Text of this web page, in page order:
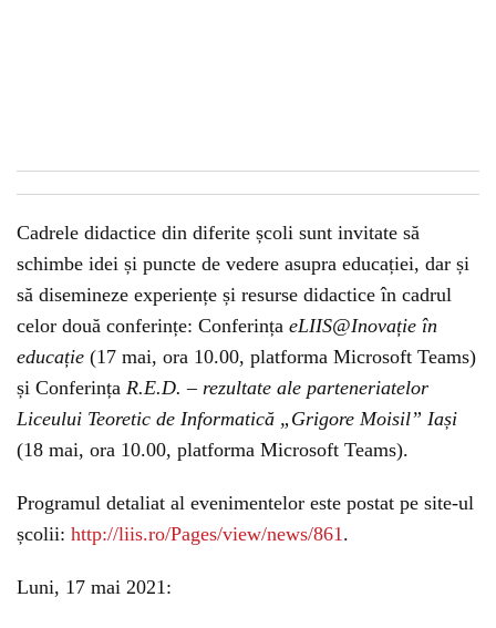
Cadrele didactice din diferite școli sunt invitate să
schimbe idei și puncte de vedere asupra educației, dar și
să disemineze experiențe și resurse didactice în cadrul
celor două conferințe: Conferința eLIIS@Inovație în
educație (17 mai, ora 10.00, platforma Microsoft Teams)
și Conferința R.E.D. – rezultate ale parteneriatelor
Liceului Teoretic de Informatică „Grigore Moisil” Iași
(18 mai, ora 10.00, platforma Microsoft Teams).
Programul detaliat al evenimentelor este postat pe site-ul
școlii: http://liis.ro/Pages/view/news/861.
Luni, 17 mai 2021: